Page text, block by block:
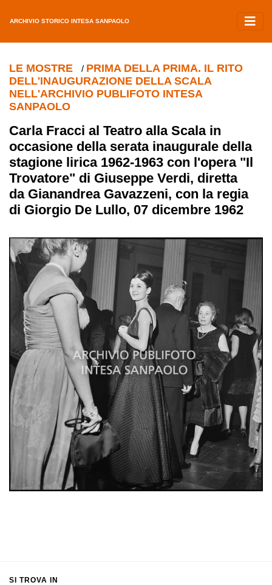
ARCHIVIO STORICO INTESA SANPAOLO
LE MOSTRE / PRIMA DELLA PRIMA. IL RITO
DELL'INAUGURAZIONE DELLA SCALA
NELL'ARCHIVIO PUBLIFOTO INTESA
SANPAOLO
Carla Fracci al Teatro alla Scala in
occasione della serata inaugurale della
stagione lirica 1962-1963 con l'opera "Il
Trovatore" di Giuseppe Verdi, diretta
da Gianandrea Gavazzeni, con la regia
di Giorgio De Lullo, 07 dicembre 1962
SI TROVA IN